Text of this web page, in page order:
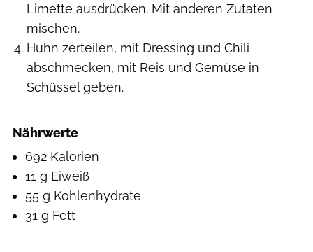
Limette ausdrücken. Mit anderen Zutaten
mischen.
Huhn zerteilen, mit Dressing und Chili
abschmecken, mit Reis und Gemüse in
Schüssel geben.
Nährwerte
692 Kalorien
11 g Eiweiß
55 g Kohlenhydrate
31 g Fett